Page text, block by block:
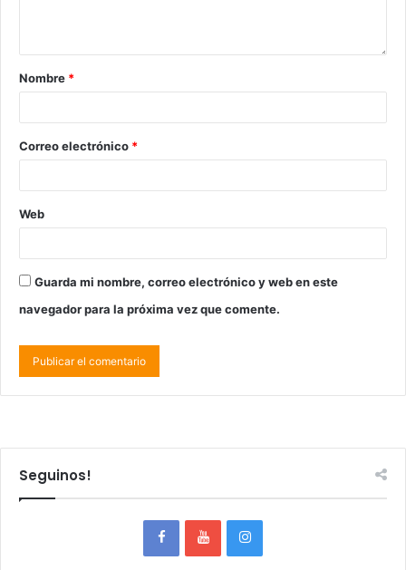
Nombre *
Correo electrónico *
Web
Guarda mi nombre, correo electrónico y web en este
navegador para la próxima vez que comente.
Seguinos!